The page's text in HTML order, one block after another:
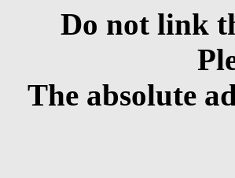
Do not link
The absolute